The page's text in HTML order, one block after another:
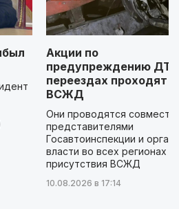
Акции по
предупреждению
переездах проходят
ВСЖД
Они проводятся
представителями
Госавтоинспекции и
власти во всех регионах
присутствия ВСЖД
10.08.2026 в 17:14